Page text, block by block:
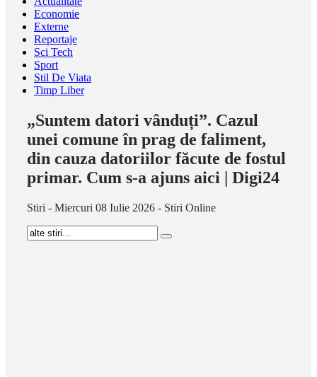
Economie
Externe
Reportaje
Sci Tech
Sport
Stil De Viata
Timp Liber
„Suntem datori vânduți”. Cazul
unei comune în prag de faliment,
din cauza datoriilor făcute de fostul
primar. Cum s-a ajuns aici | Digi24
Stiri - Miercuri 08 Iulie 2026 - Stiri Online